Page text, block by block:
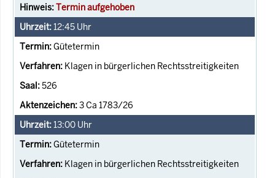
Termin aufgehoben
12:45 Uhr
Gütetermin
Klagen in bürgerlichen Rechtsstreitigkeiten
526
3 Ca 1783/26
13:00 Uhr
Gütetermin
Klagen in bürgerlichen Rechtsstreitigkeiten